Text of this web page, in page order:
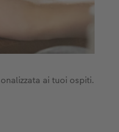
ai tuoi ospiti.